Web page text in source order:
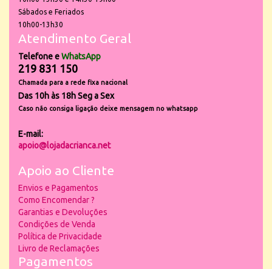
Sábados e Feriados
10h00-13h30
Atendimento Geral
Telefone eWhatsApp
219 831 150
Chamada para a rede fixa nacional
Das 10h às 18h Seg a Sex
Caso não consiga ligação deixe mensagem no whatsapp
E-mail:
apoio@lojadacrianca.net
Apoio ao Cliente
Envios e Pagamentos
Como Encomendar ?
Garantias e Devoluções
Condições de Venda
Política de Privacidade
Livro de Reclamações
Pagamentos